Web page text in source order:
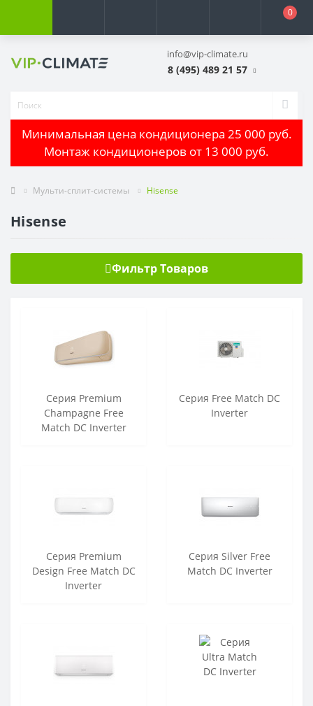
0
info@vip-climate.ru
8 (495) 489 21 57
Минимальная цена кондиционера 25 000 руб.
Монтаж кондиционеров от 13 000 руб.
Мульти-сплит-системы Hisense
Hisense
Фильтр Товаров
Cерия Premium
Champagne Free
Match DC Inverter
Серия Free Match DC
Inverter
Серия Premium
Design Free Match DC
Inverter
Серия Silver Free
Match DC Inverter